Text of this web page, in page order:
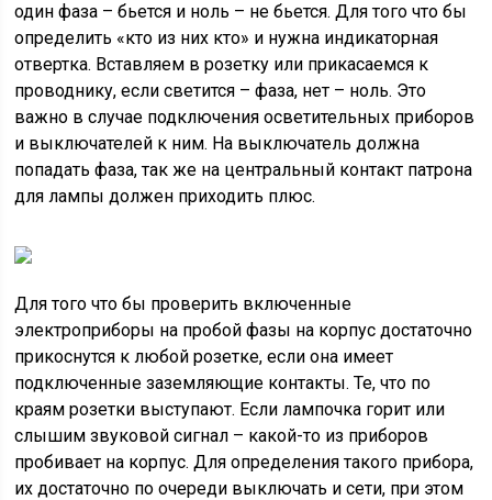
один фаза – бьется и ноль – не бьется. Для того что бы
определить «кто из них кто» и нужна индикаторная
отвертка. Вставляем в розетку или прикасаемся к
проводнику, если светится – фаза, нет – ноль. Это
важно в случае подключения осветительных приборов
и выключателей к ним. На выключатель должна
попадать фаза, так же на центральный контакт патрона
для лампы должен приходить плюс.
Для того что бы проверить включенные
электроприборы на пробой фазы на корпус достаточно
прикоснутся к любой розетке, если она имеет
подключенные заземляющие контакты. Те, что по
краям розетки выступают. Если лампочка горит или
слышим звуковой сигнал – какой-то из приборов
пробивает на корпус. Для определения такого прибора,
их достаточно по очереди выключать и сети, при этом